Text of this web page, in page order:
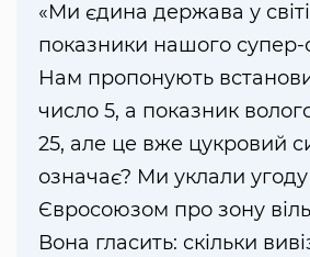
«Ми єдина держава у
показники нашого супер-
Нам пропонують
число 5, а показник
25, але це вже цукровий
означає? Ми уклали угоду
Євросоюзом про зону
Вона гласить: скільки